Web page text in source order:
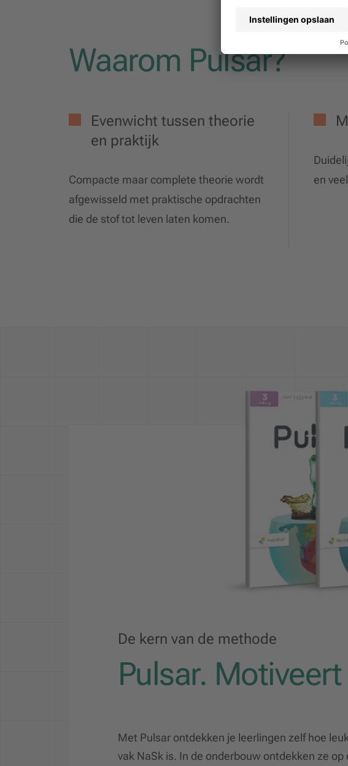
Waarom Pulsar?
Evenwicht tussen theorie
en praktijk
Compacte maar complete theorie wordt
afgewisseld met praktische opdrachten
die de stof tot leven laten komen.
en
De kern van de methode
Pulsar.
Met Pulsar ontdekken je leerlingen zelf hoe
vak NaSk is. In de onderbouw ontdekken ze op